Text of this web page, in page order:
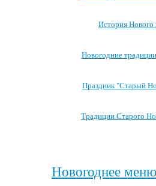
История Нового
Новогодние
Праздник "Старый
Традиции Старого
Новогоднее